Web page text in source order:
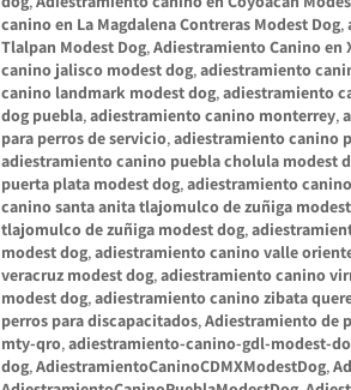
canino en La Magdalena Contreras Modest Dog,
Tlalpan Modest Dog, Adiestramiento Canino en
canino jalisco modest dog, adiestramiento
canino landmark modest dog, adiestramiento
dog puebla, adiestramiento canino monterrey,
para perros de servicio, adiestramiento canino
adiestramiento canino puebla cholula modest
puerta plata modest dog, adiestramiento
canino santa anita tlajomulco de zuñiga
tlajomulco de zuñiga modest dog,
modest dog, adiestramiento canino valle
veracruz modest dog, adiestramiento canino
modest dog, adiestramiento canino zibata
perros para discapacitados, Adiestramiento de
mty-qro, adiestramiento-canino-gdl-modest-
dog, AdiestramientoCaninoCDMXModestDog,